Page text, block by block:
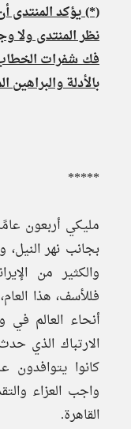
(*) يؤكد المنتدى
نظر المنتدى ولا
فك شفرات
بالأدلة
*****
مليكي أربعون
بجانب نهر
والكثير من
فللأسف، هذا
أنحاء العالم
الارتباك الذي
كانوا
واجب العزاء
القاهرة.